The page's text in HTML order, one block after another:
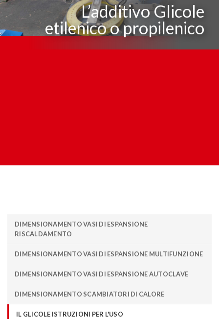
L’additivo Glicole
etilenico o propilenico
DIMENSIONAMENTO VASI DI ESPANSIONE
RISCALDAMENTO
DIMENSIONAMENTO VASI DI ESPANSIONE MULTIFUNZIONE
DIMENSIONAMENTO VASI DI ESPANSIONE AUTOCLAVE
DIMENSIONAMENTO SCAMBIATORI DI CALORE
IL GLICOLE ISTRUZIONI PER L'USO